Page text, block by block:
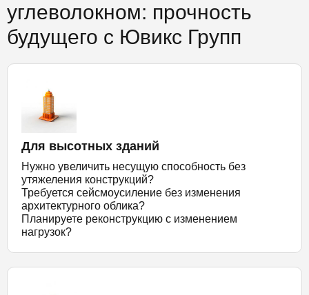
углеволокном: прочность
будущего с Ювикс Групп
Для высотных зданий
Нужно увеличить несущую способность без
утяжеления конструкций?
Требуется сейсмоусиление без изменения
архитектурного облика?
Планируете реконструкцию с изменением
нагрузок?